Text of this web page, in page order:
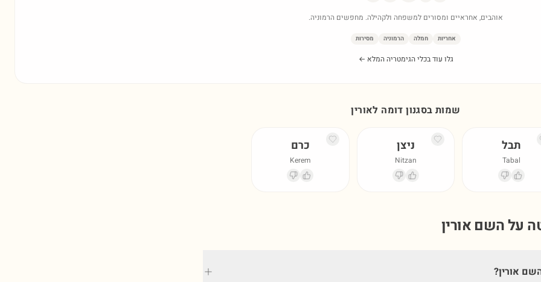
אוהבים, אחראיים ומסורים למשפחה ולקהילה. מחפשים הרמוניה.
אחריות חמלה הרמוניה מסירות
גלו עוד בכלי הגימטריה המלא ←
שמות בסגנון דומה לאורין
תבל
Tabal
ניצן
Nitzan
כרם
Kerem
על השם אורין
אורין?